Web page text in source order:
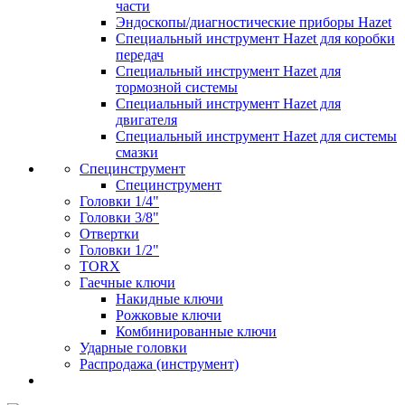
части
Эндоскопы/диагностические приборы Hazet
Специальный инструмент Hazet для коробки
передач
Специальный инструмент Hazet для
тормозной системы
Специальный инструмент Hazet для
двигателя
Специальный инструмент Hazet для системы
смазки
Специнструмент
Специнструмент
Головки 1/4"
Головки 3/8"
Отвертки
Головки 1/2"
TORX
Гаечные ключи
Накидные ключи
Рожковые ключи
Комбинированные ключи
Ударные головки
Распродажа (инструмент)